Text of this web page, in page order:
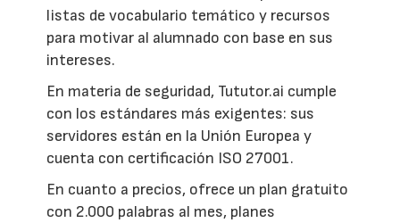
listas de vocabulario temático y recursos
para motivar al alumnado con base en sus
intereses.
En materia de seguridad, Tututor.ai cumple
con los estándares más exigentes: sus
servidores están en la Unión Europea y
cuenta con certificación ISO 27001.
En cuanto a precios, ofrece un plan gratuito
con 2.000 palabras al mes, planes